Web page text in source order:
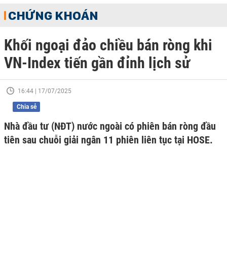
CHỨNG KHOÁN
Khối ngoại đảo chiều bán ròng khi
VN-Index tiến gần đỉnh lịch sử
16:44 | 17/07/2025
Chia sẻ
Nhà đầu tư (NĐT) nước ngoài có phiên bán ròng đầu
tiên sau chuỗi giải ngân 11 phiên liên tục tại HOSE.